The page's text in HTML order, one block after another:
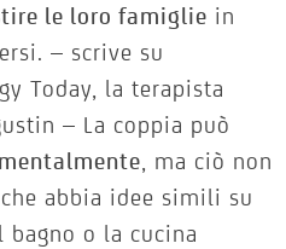
le loro famiglie in
– scrive su
Today, la terapista
– La coppia può
, ma ciò non
abbia idee simili su
bagno o la cucina